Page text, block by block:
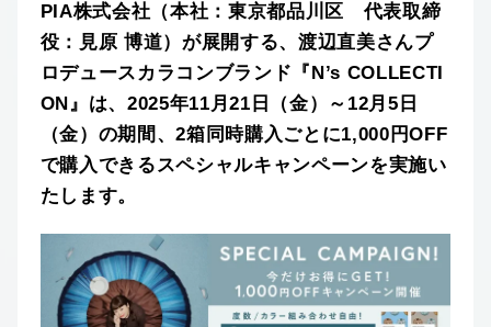
PIA株式会社（本社：東京都品川区 代表取締
役：見原 博道）が展開する、渡辺直美さんプ
ロデュースカラコンブランド『N’s COLLECTI
ON』は、2025年11月21日（金）～12月5日
（金）の期間、2箱同時購入ごとに1,000円OFF
で購入できるスペシャルキャンペーンを実施い
たします。